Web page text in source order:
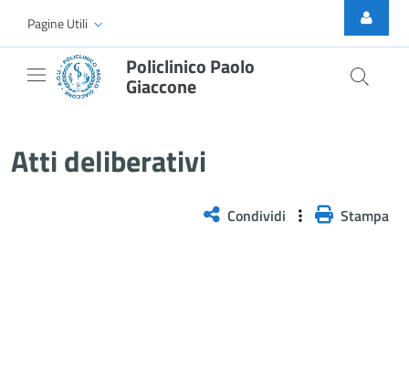
Skip to Main Content
Pagine Utili
Policlinico Paolo
Giaccone
Atti deliberativi
Condividi Stampa